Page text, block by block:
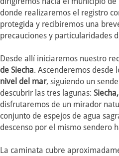
donde realizaremos el registro
protegida y recibiremos una
precauciones y particularidades
Desde allí iniciaremos nuestro
de Siecha. Ascenderemos desde
nivel del mar, siguiendo un
descubrir las tres lagunas:
disfrutaremos de un mirador
conjunto de espejos de agua
descenso por el mismo sendero
La caminata cubre